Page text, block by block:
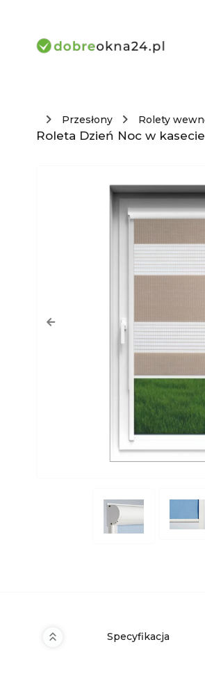
Przesłony Rolety
Roleta Dzień Noc w
Specyfikacja